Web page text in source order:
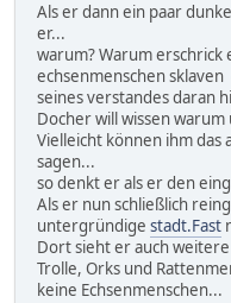
Als er dann ein paar
er...
warum? Warum erschrick
echsenmenschen
seines verstandes daran
Docher will wissen
Vielleicht können ihm
sagen...
so denkt er als er den
Als er nun schließlich
untergründige stadt.Fast
Dort sieht er auch
Trolle, Orks und
keine Echsenmenschen...